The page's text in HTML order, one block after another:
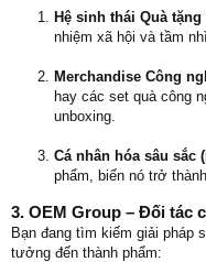
Hệ sinh thái Quà
nhiệm xã hội và tầm
Merchandise Công
hay các set quà công
unboxing.
Cá nhân hóa sâu sắc
phẩm, biến nó trở
3. OEM Group – Đối tác
Bạn đang tìm kiếm giải pháp
tưởng đến thành phẩm: